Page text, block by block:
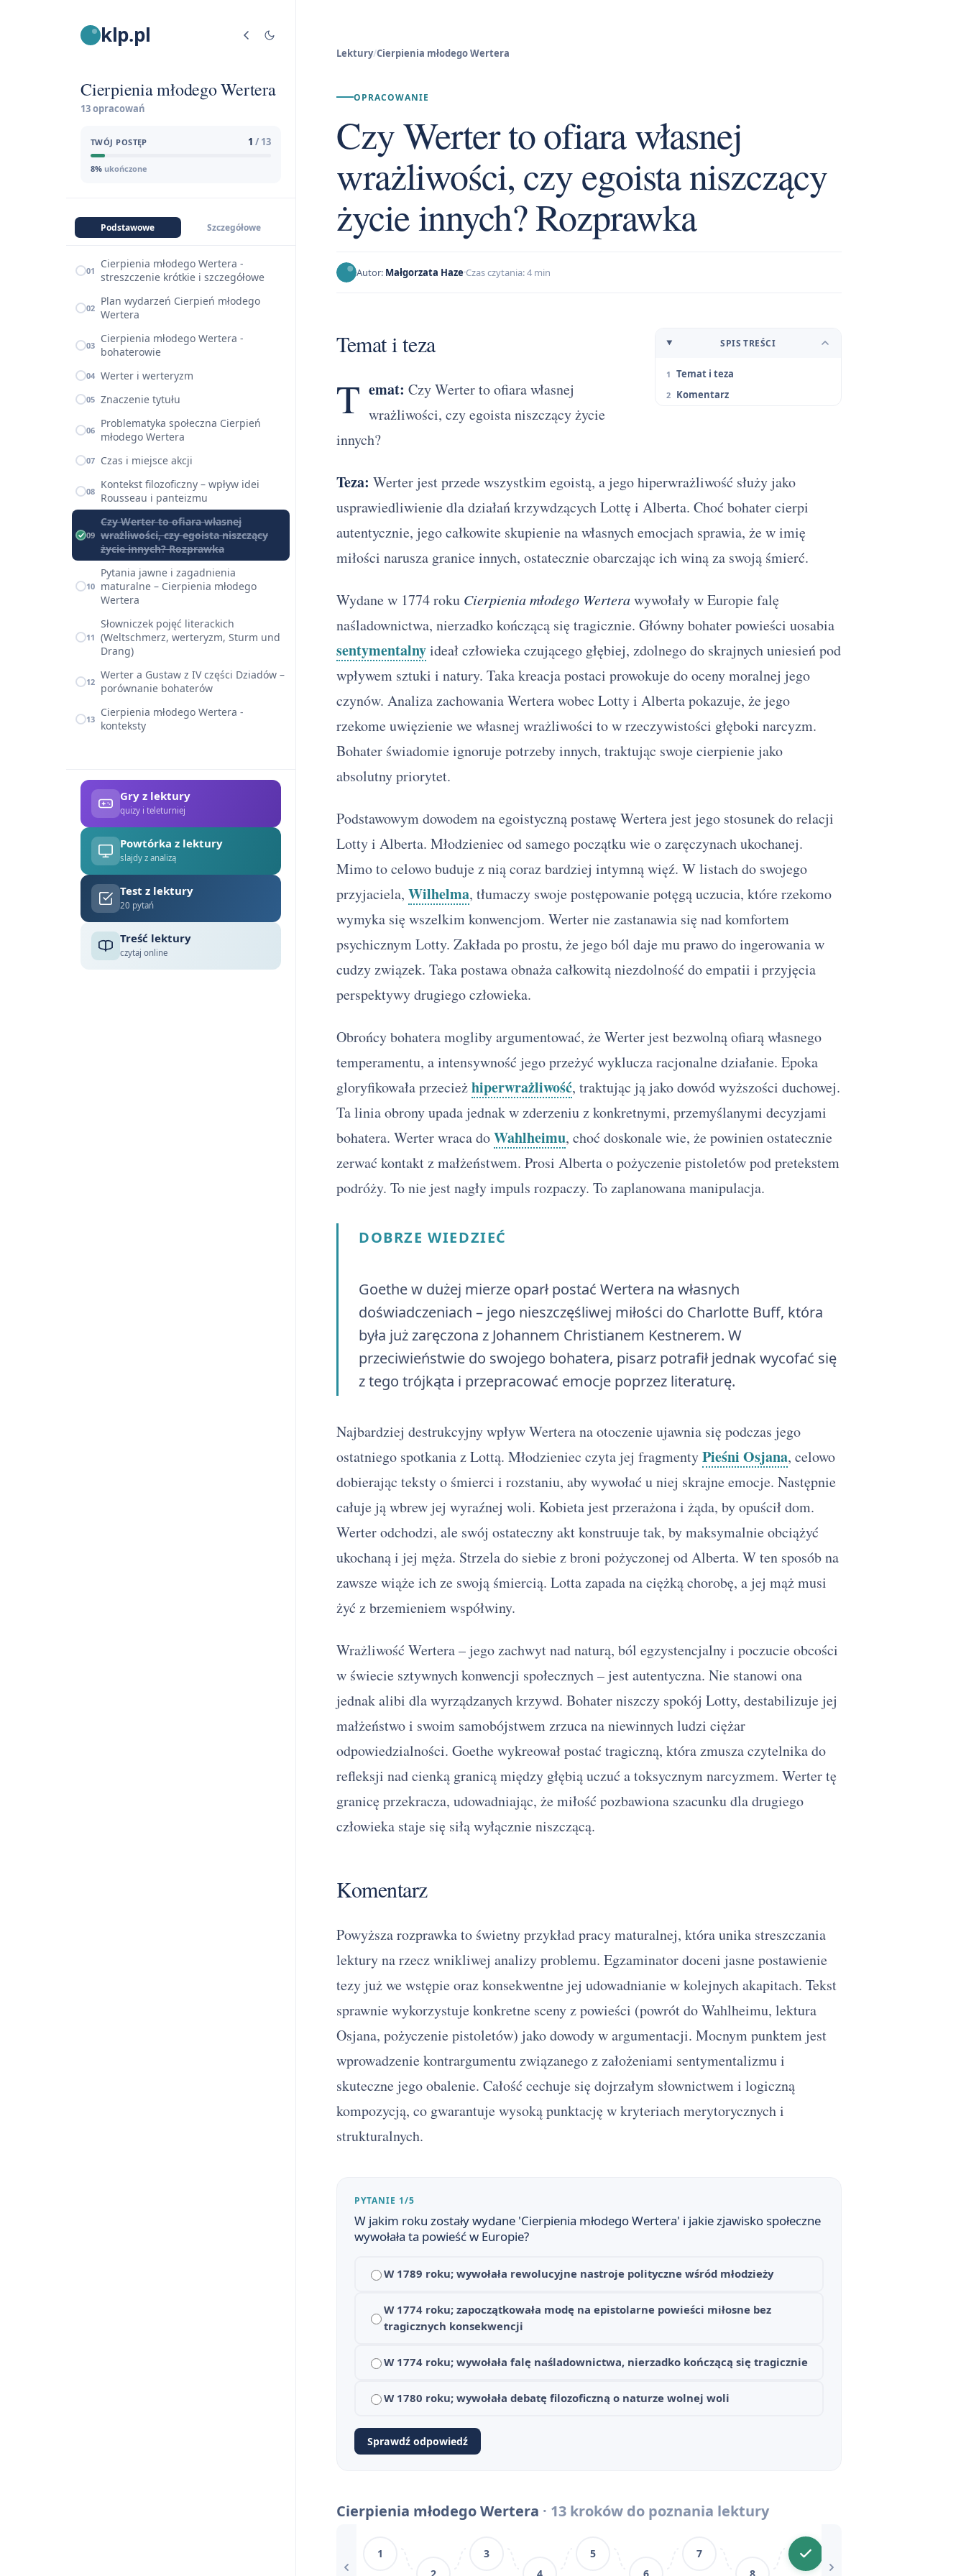
klp.pl
Cierpienia młodego Wertera
13 opracowań
TWÓJ POSTĘP 1 / 13
8% ukończone
Podstawowe Szczegółowe
01
Cierpienia młodego Wertera -
streszczenie krótkie i szczegółowe
02 Plan wydarzeń Cierpień młodego
Wertera
03 Cierpienia młodego Wertera -
bohaterowie
04 Werter i werteryzm
05 Znaczenie tytułu
06 Problematyka społeczna Cierpień
młodego Wertera
07 Czas i miejsce akcji
08 Kontekst filozoficzny – wpływ idei
Rousseau i panteizmu
09
Czy Werter to ofiara własnej
wrażliwości, czy egoista niszczący
życie innych? Rozprawka
10
Pytania jawne i zagadnienia
maturalne – Cierpienia młodego
Wertera
11
Słowniczek pojęć literackich
(Weltschmerz, werteryzm, Sturm und
Drang)
12 Werter a Gustaw z IV części Dziadów –
porównanie bohaterów
13 Cierpienia młodego Wertera -
konteksty
Gry z lektury
quizy i teleturniej
Powtórka z lektury
slajdy z analizą
Test z lektury
20 pytań
Treść lektury
czytaj online
Lektury/Cierpienia młodego Wertera
OPRACOWANIE
Czy Werter to ofiara własnej
wrażliwości, czy egoista niszczący
życie innych? Rozprawka
Autor: Małgorzata Haze Czas czytania: 4 min
SPIS TREŚCI
Temat i teza
Komentarz
Temat i teza
T emat: Czy Werter to ofiara własnej
wrażliwości, czy egoista niszczący życie
innych?
Teza: Werter jest przede wszystkim egoistą, a jego hiperwrażliwość służy jako
usprawiedliwienie dla działań krzywdzących Lottę i Alberta. Choć bohater cierpi
autentycznie, jego całkowite skupienie na własnych emocjach sprawia, że w imię
miłości narusza granice innych, ostatecznie obarczając ich winą za swoją śmierć.
Wydane w 1774 roku Cierpienia młodego Werterawywołały w Europie falę
naśladownictwa, nierzadko kończącą się tragicznie. Główny bohater powieści uosabia
sentymentalnyideał człowieka czującego głębiej, zdolnego do skrajnych uniesień pod
wpływem sztuki i natury. Taka kreacja postaci prowokuje do oceny moralnej jego
czynów. Analiza zachowania Wertera wobec Lotty i Alberta pokazuje, że jego
rzekome uwięzienie we własnej wrażliwości to w rzeczywistości głęboki narcyzm.
Bohater świadomie ignoruje potrzeby innych, traktując swoje cierpienie jako
absolutny priorytet.
Podstawowym dowodem na egoistyczną postawę Wertera jest jego stosunek do relacji
Lotty i Alberta. Młodzieniec od samego początku wie o zaręczynach ukochanej.
Mimo to celowo buduje z nią coraz bardziej intymną więź. W listach do swojego
przyjaciela, Wilhelma, tłumaczy swoje postępowanie potęgą uczucia, które rzekomo
wymyka się wszelkim konwencjom. Werter nie zastanawia się nad komfortem
psychicznym Lotty. Zakłada po prostu, że jego ból daje mu prawo do ingerowania w
cudzy związek. Taka postawa obnaża całkowitą niezdolność do empatii i przyjęcia
perspektywy drugiego człowieka.
Obrońcy bohatera mogliby argumentować, że Werter jest bezwolną ofiarą własnego
temperamentu, a intensywność jego przeżyć wyklucza racjonalne działanie. Epoka
gloryfikowała przecieżhiperwrażliwość, traktując ją jako dowód wyższości duchowej.
Ta linia obrony upada jednak w zderzeniu z konkretnymi, przemyślanymi decyzjami
bohatera. Werter wraca doWahlheimu, choć doskonale wie, że powinien ostatecznie
zerwać kontakt z małżeństwem. Prosi Alberta o pożyczenie pistoletów pod pretekstem
podróży. To nie jest nagły impuls rozpaczy. To zaplanowana manipulacja.
DOBRZE WIEDZIEĆ
Goethe w dużej mierze oparł postać Wertera na własnych
doświadczeniach – jego nieszczęśliwej miłości do Charlotte Buff, która
była już zaręczona z Johannem Christianem Kestnerem. W
przeciwieństwie do swojego bohatera, pisarz potrafił jednak wycofać się
z tego trójkąta i przepracować emocje poprzez literaturę.
Najbardziej destrukcyjny wpływ Wertera na otoczenie ujawnia się podczas jego
ostatniego spotkania z Lottą. Młodzieniec czyta jej fragmentyPieśni Osjana, celowo
dobierając teksty o śmierci i rozstaniu, aby wywołać u niej skrajne emocje. Następnie
całuje ją wbrew jej wyraźnej woli. Kobieta jest przerażona i żąda, by opuścił dom.
Werter odchodzi, ale swój ostateczny akt konstruuje tak, by maksymalnie obciążyć
ukochaną i jej męża. Strzela do siebie z broni pożyczonej od Alberta. W ten sposób na
zawsze wiąże ich ze swoją śmiercią. Lotta zapada na ciężką chorobę, a jej mąż musi
żyć z brzemieniem współwiny.
Wrażliwość Wertera – jego zachwyt nad naturą, ból egzystencjalny i poczucie obcości
w świecie sztywnych konwencji społecznych – jest autentyczna. Nie stanowi ona
jednak alibi dla wyrządzanych krzywd. Bohater niszczy spokój Lotty, destabilizuje jej
małżeństwo i swoim samobójstwem zrzuca na niewinnych ludzi ciężar
odpowiedzialności. Goethe wykreował postać tragiczną, która zmusza czytelnika do
refleksji nad cienką granicą między głębią uczuć a toksycznym narcyzmem. Werter tę
granicę przekracza, udowadniając, że miłość pozbawiona szacunku dla drugiego
człowieka staje się siłą wyłącznie niszczącą.
Komentarz
Powyższa rozprawka to świetny przykład pracy maturalnej, która unika streszczania
lektury na rzecz wnikliwej analizy problemu. Egzaminator doceni jasne postawienie
tezy już we wstępie oraz konsekwentne jej udowadnianie w kolejnych akapitach. Tekst
sprawnie wykorzystuje konkretne sceny z powieści (powrót do Wahlheimu, lektura
Osjana, pożyczenie pistoletów) jako dowody w argumentacji. Mocnym punktem jest
wprowadzenie kontrargumentu związanego z założeniami sentymentalizmu i
skuteczne jego obalenie. Całość cechuje się dojrzałym słownictwem i logiczną
kompozycją, co gwarantuje wysoką punktację w kryteriach merytorycznych i
strukturalnych.
PYTANIE 1/5
W jakim roku zostały wydane 'Cierpienia młodego Wertera' i jakie zjawisko społeczne
wywołała ta powieść w Europie?
W 1789 roku; wywołała rewolucyjne nastroje polityczne wśród młodzieży
W 1774 roku; zapoczątkowała modę na epistolarne powieści miłosne bez
tragicznych konsekwencji
W 1774 roku; wywołała falę naśladownictwa, nierzadko kończącą się tragicznie
W 1780 roku; wywołała debatę filozoficzną o naturze wolnej woli
Sprawdź odpowiedź
Cierpienia młodego Wertera · 13 kroków do poznania lektury
1
2
3
4
5
6
7
8
1 Cierpienia młodego Wertera - streszczenie krótkie i szczegółowe
2 Plan wydarzeń Cierpień młodego Wertera
Cierpienia młodego Wertera - bohaterowie
4 Werter i werteryzm
5 Znaczenie tytułu
9 Czy Werter to ofiara własnej wrażliwości, czy egoista niszczący życie innych? Rozprawka
Werter a Gustaw z IV części Dziadów – porównanie bohaterów
Cierpienia młodego Wertera - konteksty
Cierpienia młodego Wertera - streszczenie krótkie i szczegółowe
3 Cierpienia młodego Wertera - bohaterowie
Problematyka społeczna Cierpień młodego Wertera